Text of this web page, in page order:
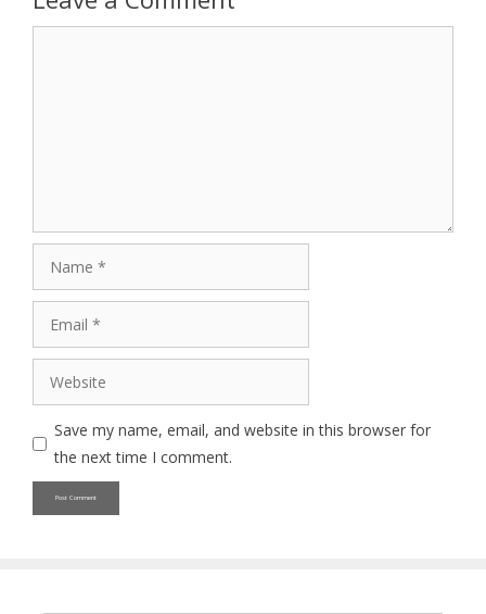
Website
Save my name, email, and website in this browser for
the next time I comment.